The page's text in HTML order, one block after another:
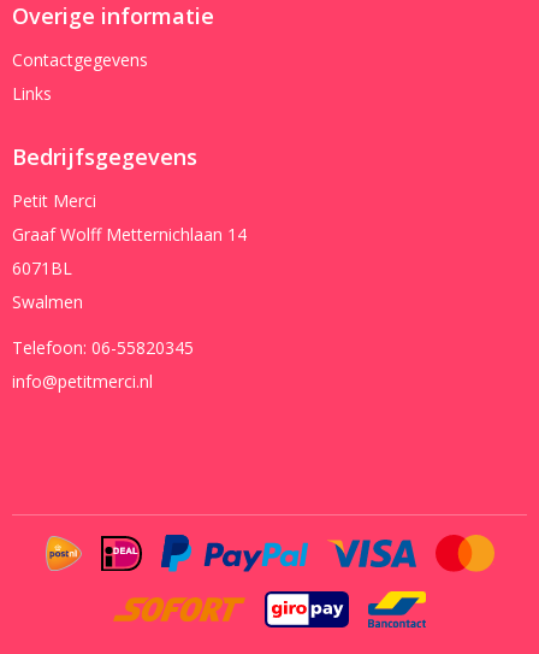
Overige informatie
Contactgegevens
Links
Bedrijfsgegevens
Petit Merci
Graaf Wolff Metternichlaan 14
6071BL
Swalmen
Telefoon: 06-55820345
info@petitmerci.nl